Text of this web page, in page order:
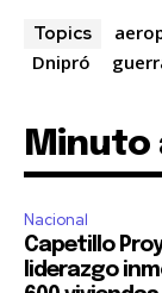
Topics
Dnipró
Minuto
Nacional
Capetillo
liderazgo